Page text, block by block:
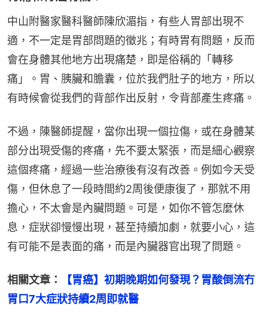
中山附醫家醫科醫師陳欣湄指，有些人胃部出現不
適，不一定是胃部問題的徵兆；有時胃有問題，反而
會在身體其他地方出現痛楚，即是俗稱的「轉移
痛」。胃、胰臟和膽囊，位於我們肚子的地方，所以
有時候會從我們的背部作出反射，令背部產生疼痛。
不過，陳醫師提醒，當你出現一個拉傷，或在身體某
部分出現受傷的疼痛，先不要太緊張，而是細心觀察
這個疼痛，經過一些治療後有沒有改善。例如今天受
傷，但休息了一段時間約2周後便康復了，那就不用
擔心，不太會是內臟問題。可是，如你不管怎麼休
息，症狀卻慢慢出現，甚至持續加劇，就要小心，這
有可能不是表面的痛，而是內臟器官出現了問題。
相關文章：
【胃癌】初期晚期如何發現？胃酸倒流冇
胃口7大症狀持續2周即就醫